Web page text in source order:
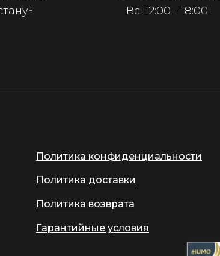
Вс: 12:00 - 18:00
Политика конфиденциальности
Политика доставки
Политика возврата
Гарантийные условия